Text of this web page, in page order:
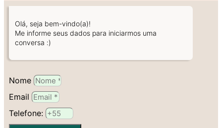
Olá, seja bem-vindo(a)!
Me informe seus dados para iniciarmos uma
conversa :)
Nome
Email
Telefone: